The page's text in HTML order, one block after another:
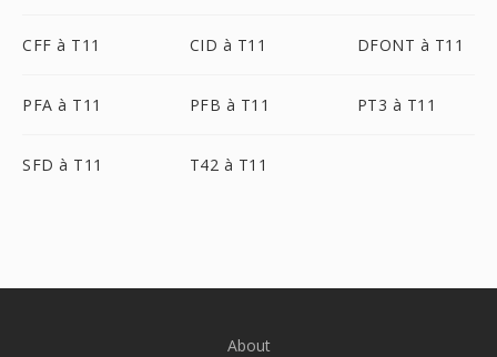
CFF à T11 CID à T11 DFONT à T11
PFA à T11 PFB à T11 PT3 à T11
SFD à T11 T42 à T11
About